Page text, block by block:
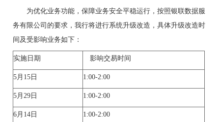
为优化业务功能，保障业务安全平稳运行，按照银联数据服
务有限公司的要求，我行将进行系统升级改造，具体升级改造时
间及受影响业务如下：
实施日期 影响交易时间
5月15日 1:00-2:00
5月29日 1:00-2:00
6月14日 1:00-2:00